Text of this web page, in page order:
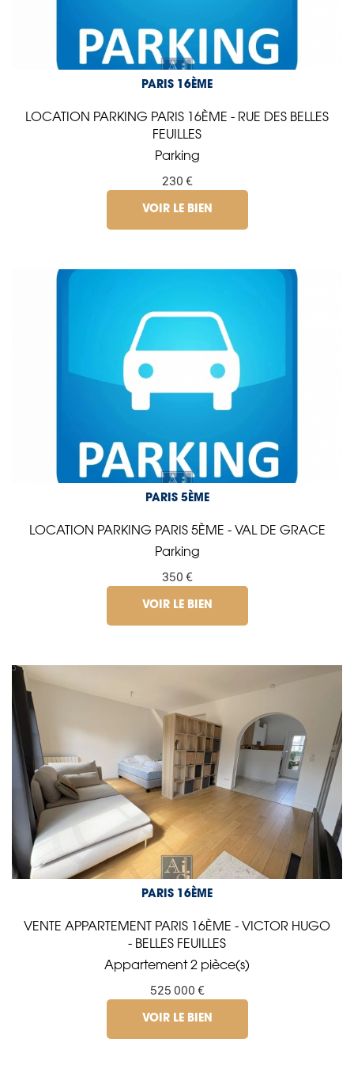
PARIS 16ÈME
LOCATION PARKING PARIS 16ÈME - RUE DES BELLES
FEUILLES
Parking
230 €
VOIR LE BIEN
PARIS 5ÈME
LOCATION PARKING PARIS 5ÈME - VAL DE GRACE
Parking
350 €
VOIR LE BIEN
PARIS 16ÈME
VENTE APPARTEMENT PARIS 16ÈME - VICTOR HUGO
- BELLES FEUILLES
Appartement 2 pièce(s)
525 000 €
VOIR LE BIEN